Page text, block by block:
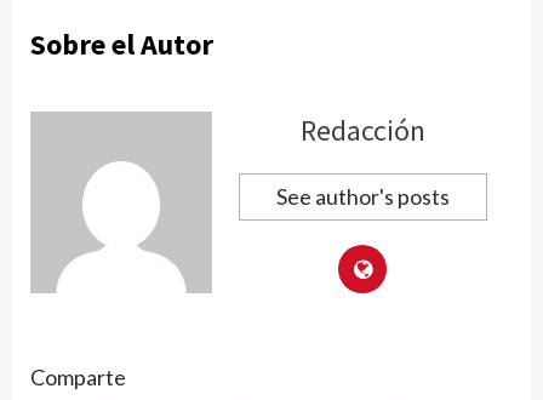
Sobre el Autor
Redacción
See author's posts
Comparte